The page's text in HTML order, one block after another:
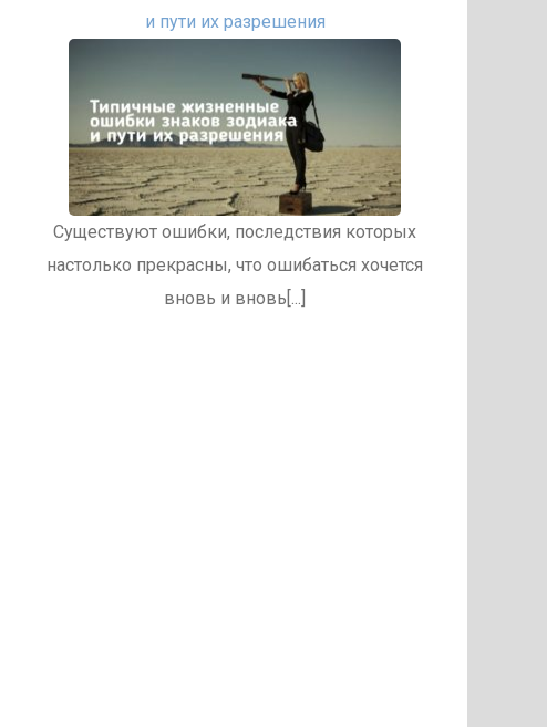
и пути их разрешения
Существуют ошибки, последствия которых
настолько прекрасны, что ошибаться хочется
вновь и вновь[...]